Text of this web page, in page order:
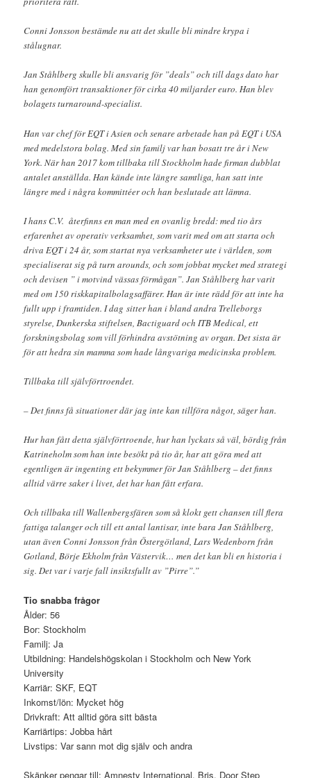
Conni Jonsson bestämde nu att det skulle bli mindre krypa i
stålugnar.
Jan Ståhlberg skulle bli ansvarig för ”deals” och till dags dato har
han genomfört transaktioner för cirka 40 miljarder euro. Han blev
bolagets turnaround-specialist.
Han var chef för EQT i Asien och senare arbetade han på EQT i USA
med medelstora bolag. Med sin familj var han bosatt tre år i New
York. När han 2017 kom tillbaka till Stockholm hade firman dubblat
antalet anställda. Han kände inte längre samtliga, han satt inte
längre med i några kommittéer och han beslutade att lämna.
I hans C.V. återfinns en man med en ovanlig bredd: med tio års
erfarenhet av operativ verksamhet, som varit med om att starta och
driva EQT i 24 år, som startat nya verksamheter ute i världen, som
specialiserat sig på turn arounds, och som jobbat mycket med strategi
och devisen ” i motvind vässas förmågan”. Jan Ståhlberg har varit
med om 150 riskkapitalbolagsaffärer. Han är inte rädd för att inte ha
fullt upp i framtiden. I dag sitter han i bland andra Trelleborgs
styrelse, Dunkerska stiftelsen, Bactiguard och ITB Medical, ett
forskningsbolag som vill förhindra avstötning av organ. Det sista är
för att hedra sin mamma som hade långvariga medicinska problem.
Tillbaka till självförtroendet.
– Det finns få situationer där jag inte kan tillföra något, säger han.
Hur han fått detta självförtroende, hur han lyckats så väl, bördig från
Katrineholm som han inte besökt på tio år, har att göra med att
egentligen är ingenting ett bekymmer för Jan Ståhlberg – det finns
alltid värre saker i livet, det har han fått erfara.
Och tillbaka till Wallenbergsfären som så klokt gett chansen till flera
fattiga talanger och till ett antal lantisar, inte bara Jan Ståhlberg,
utan även Conni Jonsson från Östergötland, Lars Wedenborn från
Gotland, Börje Ekholm från Västervik… men det kan bli en historia i
sig. Det var i varje fall insiktsfullt av ”Pirre”.”
Tio snabba frågor
Ålder: 56
Bor: Stockholm
Familj: Ja
Utbildning: Handelshögskolan i Stockholm och New York
University
Karriär: SKF, EQT
Inkomst/lön: Mycket hög
Drivkraft: Att alltid göra sitt bästa
Karriärtips: Jobba hårt
Livstips: Var sann mot dig själv och andra
Skänker pengar till: Amnesty International, Bris, Door Step